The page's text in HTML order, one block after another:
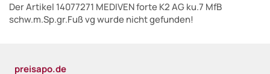
Der Artikel 14077271 MEDIVEN forte K2 AG ku.7 MfB
schw.m.Sp.gr.Fuß vg wurde nicht gefunden!
preisapo.de